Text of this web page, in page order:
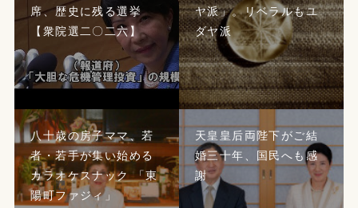
席、歴史に残る選挙
【衆院選二〇二六】
ヤ派」。リベラルもユ
ダヤ派
八十歳の房子ママ、若
者・若手が集い始める
カラオケスナック 「東
陽町ファジィ」
天皇皇后両陛下がご結
婚三十年、国民へも感
謝